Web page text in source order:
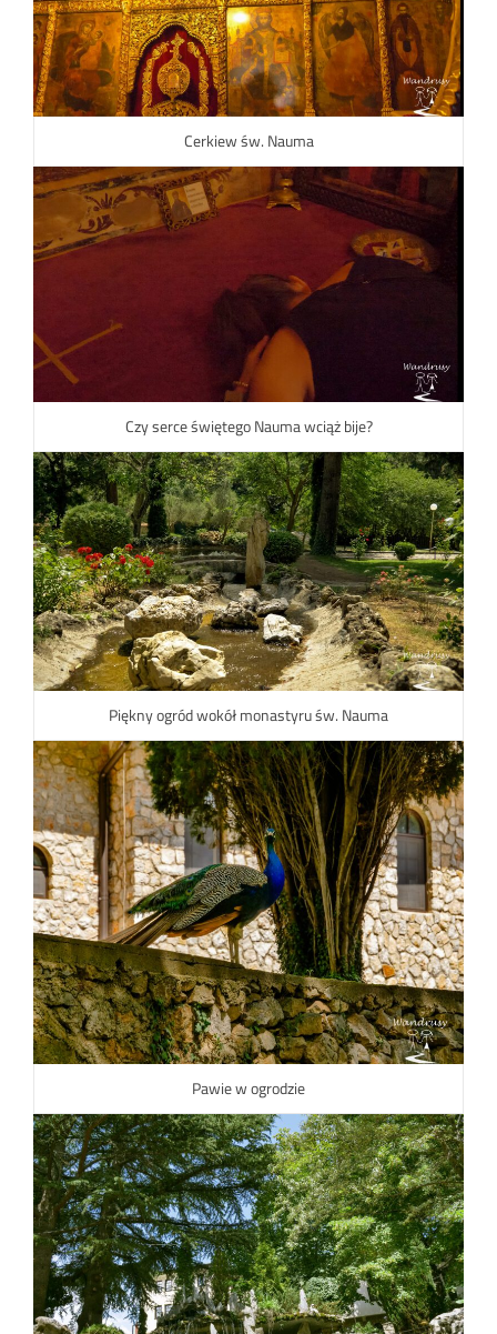
Cerkiew św. Nauma
Czy serce świętego Nauma wciąż bije?
Piękny ogród wokół monastyru św. Nauma
Pawie w ogrodzie